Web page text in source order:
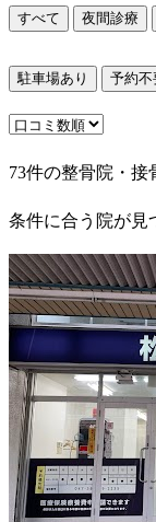
すべて 夜間診療
駐車場あり 予約不
73件の整骨院・接
条件に合う院が見